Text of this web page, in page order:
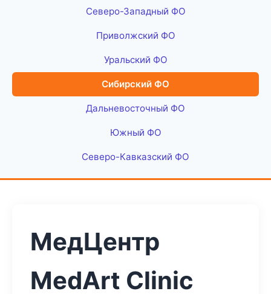
Северо-Западный ФО
Приволжский ФО
Уральский ФО
Сибирский ФО
Дальневосточный ФО
Южный ФО
Северо-Кавказский ФО
МедЦентр
MedArt Clinic